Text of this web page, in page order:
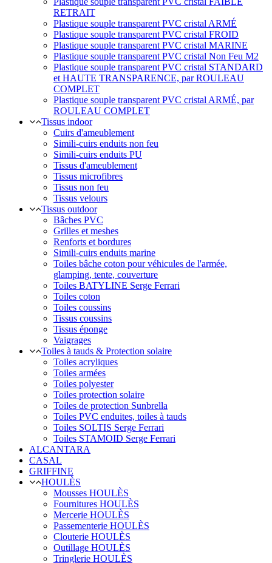
RETRAIT
Plastique souple transparent PVC cristal ARMÉ
Plastique souple transparent PVC cristal FROID
Plastique souple transparent PVC cristal MARINE
Plastique souple transparent PVC cristal Non Feu M2
Plastique souple transparent PVC cristal STANDARD
et HAUTE TRANSPARENCE, par ROULEAU
COMPLET
Plastique souple transparent PVC cristal ARMÉ, par
ROULEAU COMPLET
Tissus indoor
Cuirs d'ameublement
Simili-cuirs enduits non feu
Simili-cuirs enduits PU
Tissus d'ameublement
Tissus microfibres
Tissus non feu
Tissus velours
Tissus outdoor
Bâches PVC
Grilles et meshes
Renforts et bordures
Simili-cuirs enduits marine
Toiles bâche coton pour véhicules de l'armée,
glamping, tente, couverture
Toiles BATYLINE Serge Ferrari
Toiles coton
Toiles coussins
Tissus coussins
Tissus éponge
Vaigrages
Toiles à tauds & Protection solaire
Toiles acryliques
Toiles armées
Toiles polyester
Toiles protection solaire
Toiles de protection Sunbrella
Toiles PVC enduites, toiles à tauds
Toiles SOLTIS Serge Ferrari
Toiles STAMOID Serge Ferrari
ALCANTARA
CASAL
GRIFFINE
HOULÈS
Mousses HOULÈS
Fournitures HOULÈS
Mercerie HOULÈS
Passementerie HOULÈS
Clouterie HOULÈS
Outillage HOULÈS
Tringlerie HOULÈS